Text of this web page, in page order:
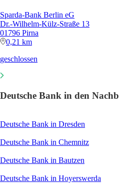
Sparda-Bank Berlin eG
Dr.-Wilhelm-Külz-Straße 13
01796 Pirna
0,21 km
geschlossen
Deutsche Bank in den
Deutsche Bank in Dresden
Deutsche Bank in Chemnitz
Deutsche Bank in Bautzen
Deutsche Bank in Hoyerswerda